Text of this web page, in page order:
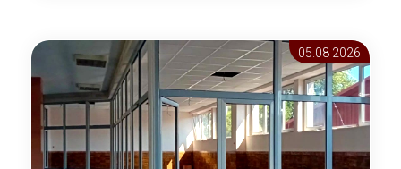
05.08 2026